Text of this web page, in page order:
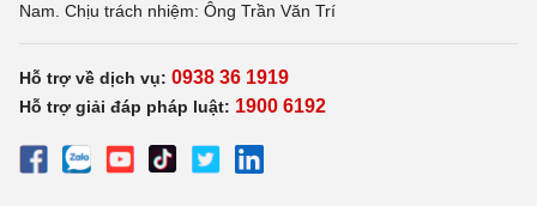
Nam. Chịu trách nhiệm: Ông Trần Văn Trí
Hỗ trợ về dịch vụ: 0938 36 1919
Hỗ trợ giải đáp pháp luật: 1900 6192